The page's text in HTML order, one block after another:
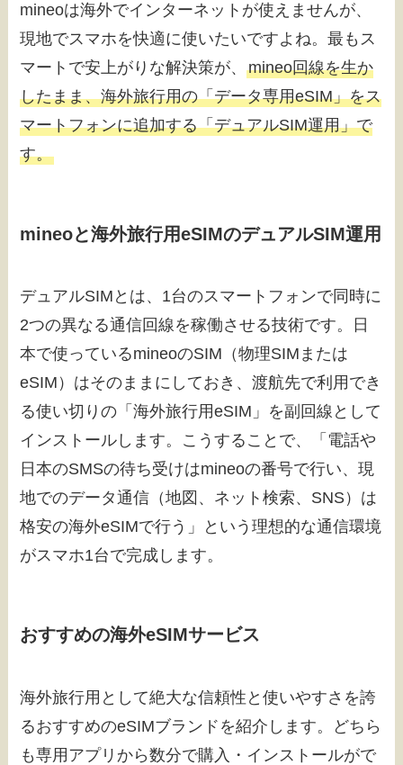
mineoは海外でインターネットが使えませんが、
現地でスマホを快適に使いたいですよね。最もス
マートで安上がりな解決策が、mineo回線を生か
したまま、海外旅行用の「データ専用eSIM」をス
マートフォンに追加する「デュアルSIM運用」で
す。
mineoと海外旅行用eSIMのデュアルSIM運用
デュアルSIMとは、1台のスマートフォンで同時に
2つの異なる通信回線を稼働させる技術です。日
本で使っているmineoのSIM（物理SIMまたは
eSIM）はそのままにしておき、渡航先で利用でき
る使い切りの「海外旅行用eSIM」を副回線として
インストールします。こうすることで、「電話や
日本のSMSの待ち受けはmineoの番号で行い、現
地でのデータ通信（地図、ネット検索、SNS）は
格安の海外eSIMで行う」という理想的な通信環境
がスマホ1台で完成します。
おすすめの海外eSIMサービス
海外旅行用として絶大な信頼性と使いやすさを誇
るおすすめのeSIMブランドを紹介します。どちら
も専用アプリから数分で購入・インストールがで